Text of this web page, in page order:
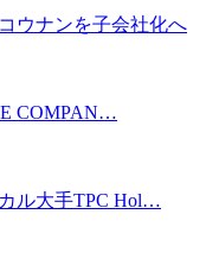
ウナンを子会社化へ
COMPAN…
ル大手TPC Hol…